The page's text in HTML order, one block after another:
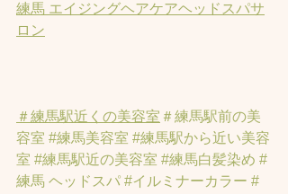
練馬 エイジングヘアケアヘッドスパサ
ロン
＃練馬駅近くの美容室 ＃練馬駅前の美
容室 #練馬美容室 #練馬駅から近い美容
室 #練馬駅近の美容室 #練馬白髪染め #
練馬 ヘッドスパ #イルミナーカラー #